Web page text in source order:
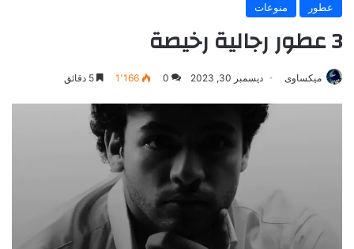
عطور منوعات
3 عطور رجالية رخيصة
ميكساوى ديسمبر 30, 2023 0 1٬166